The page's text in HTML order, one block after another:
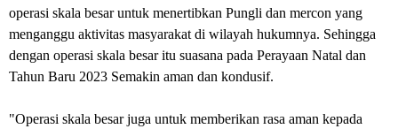
operasi skala besar untuk menertibkan Pungli dan mercon yang
menganggu aktivitas masyarakat di wilayah hukumnya. Sehingga
dengan operasi skala besar itu suasana pada Perayaan Natal dan
Tahun Baru 2023 Semakin aman dan kondusif.
"Operasi skala besar juga untuk memberikan rasa aman kepada